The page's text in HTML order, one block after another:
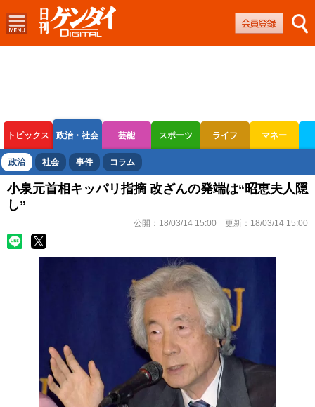
トピックス 政治・社会 芸能 スポーツ ライフ マネー
ボートレース 競輪 オートレース
政治 社会 事件 コラム
小泉元首相キッパリ指摘 改ざんの発端は“昭恵夫人隠
し”
公開： 18/03/14 15:00 更新： 18/03/14 15:00